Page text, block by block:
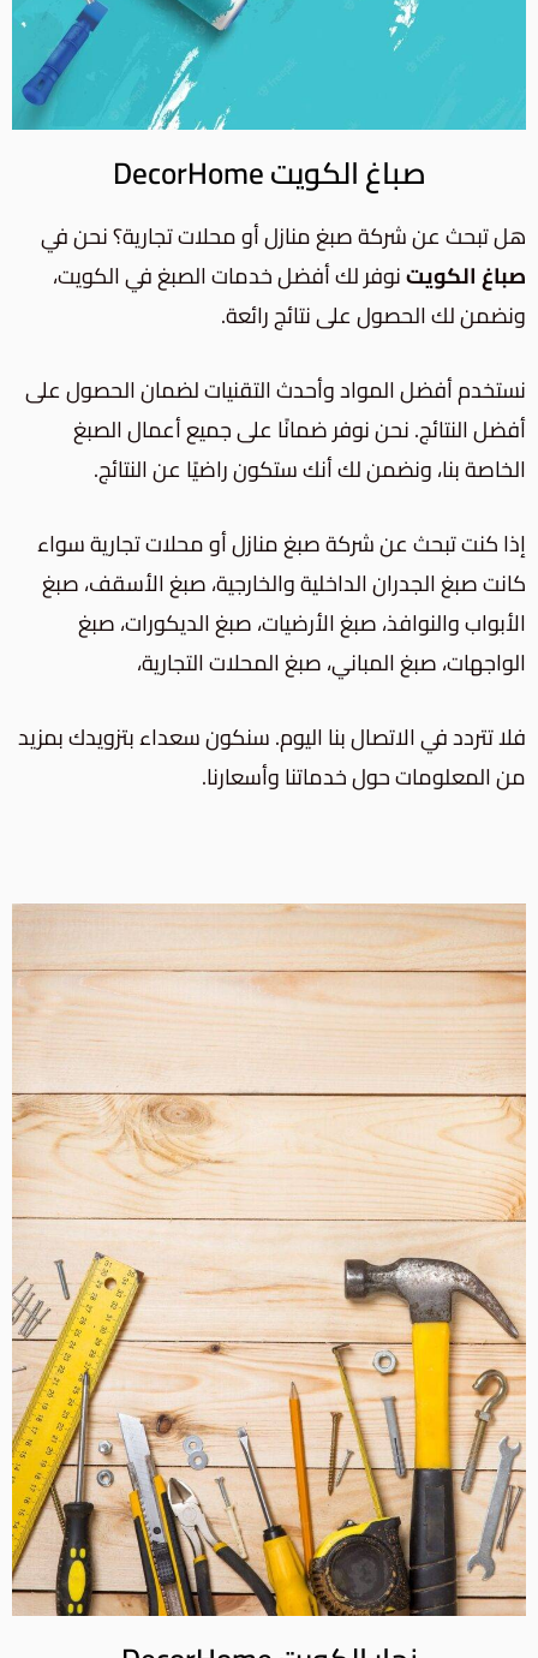
صباغ الكويت DecorHome
هل تبحث عن شركة صبغ منازل أو محلات تجارية؟ نحن في
صباغ الكويتنوفر لك أفضل خدمات الصبغ في الكويت،
ونضمن لك الحصول على نتائج رائعة.
نستخدم أفضل المواد وأحدث التقنيات لضمان الحصول على
أفضل النتائج. نحن نوفر ضمانًا على جميع أعمال الصبغ
الخاصة بنا، ونضمن لك أنك ستكون راضيًا عن النتائج.
إذا كنت تبحث عن شركة صبغ منازل أو محلات تجارية سواء
كانتصبغ الجدران الداخلية والخارجية،صبغ الأسقف، صبغ
الأبواب والنوافذ، صبغ الأرضيات، صبغ الديكورات، صبغ
الواجهات، صبغ المباني،صبغ المحلات التجارية،
فلا تتردد في الاتصال بنا اليوم. سنكون سعداء بتزويدك بمزيد
من المعلومات حول خدماتنا وأسعارنا.